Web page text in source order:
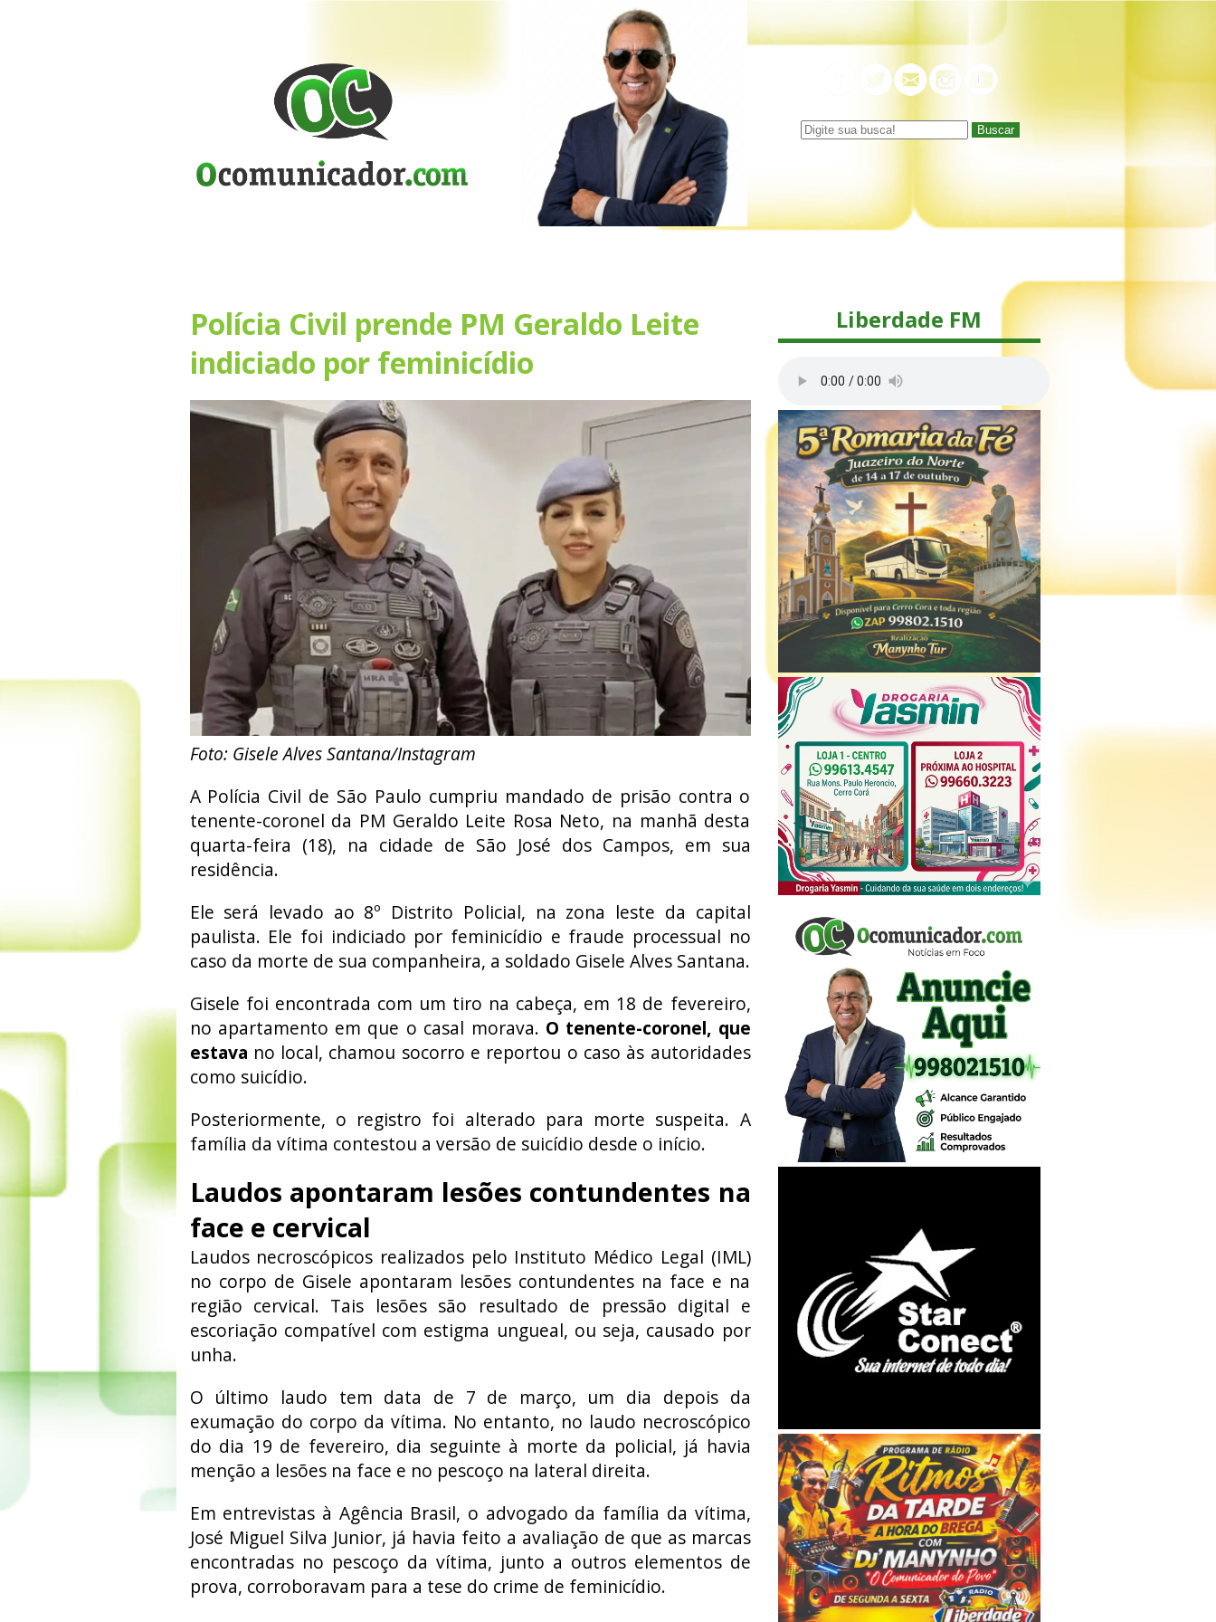
Buscar
Polícia Civil prende PM Geraldo Leite
indiciado por feminicídio
Foto: Gisele Alves Santana/Instagram
A Polícia Civil de São Paulo cumpriu mandado de prisão contra o
tenente-coronel da PM Geraldo Leite Rosa Neto, na manhã desta
quarta-feira (18), na cidade de São José dos Campos, em sua
residência.
Ele será levado ao 8º Distrito Policial, na zona leste da capital
paulista. Ele foi indiciado por feminicídio e fraude processual no
caso da morte de sua companheira, a soldado Gisele Alves Santana.
Gisele foi encontrada com um tiro na cabeça, em 18 de fevereiro,
no apartamento em que o casal morava. O tenente-coronel, que
estava no local, chamou socorro e reportou o caso às autoridades
como suicídio.
Posteriormente, o registro foi alterado para morte suspeita. A
família da vítima contestou a versão de suicídio desde o início.
Laudos apontaram lesões contundentes na
face e cervical
Laudos necroscópicos realizados pelo Instituto Médico Legal (IML)
no corpo de Gisele apontaram lesões contundentes na face e na
região cervical. Tais lesões são resultado de pressão digital e
escoriação compatível com estigma ungueal, ou seja, causado por
unha.
O último laudo tem data de 7 de março, um dia depois da
exumação do corpo da vítima. No entanto, no laudo necroscópico
do dia 19 de fevereiro, dia seguinte à morte da policial, já havia
menção a lesões na face e no pescoço na lateral direita.
Em entrevistas à Agência Brasil, o advogado da família da vítima,
José Miguel Silva Junior, já havia feito a avaliação de que as marcas
encontradas no pescoço da vítima, junto a outros elementos de
prova, corroboravam para a tese do crime de feminicídio.
Liberdade FM